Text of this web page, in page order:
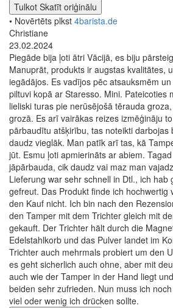
Tulkot Skatīt oriģinālu
• Novērtēts plkst 4barista.de
Christiane
23.02.2024
Piegāde bija ļoti ātri Vācijā, es biju
Manuprāt, produkts ir augstas kvalitātes,
iegādājos. Es vadījos pēc atsauksmēm
piltuvi kopā ar Staresso. Mini. Pateicoties
lieliski turas pie nerūsējošā tērauda
grozā. Es arī vairākas reizes izmēģināju
pārbaudītu atšķirību, tas noteikti darbojas
daudz vieglāk. Man patīk arī tas, kā
jūt. Esmu ļoti apmierināts ar abiem.
jāpārbauda, cik daudz vai maz man
Lieferung war sehr schnell in Dtl., ich hab
gefreut. Das Produkt finde ich hochwertig
den Kauf nicht. Ich bin nach den
den Tamper mit dem Trichter gleich mit
gekauft. Der Trichter hält durch die
Edelstahlkorb und das Pulver landet im
Trichter auch mehrmals probiert um den
es geht sicherlich auch ohne, aber mit
auch wie der Tamper in der Hand liegt
beiden sehr zufrieden. Nun muss ich
viel oder wenig ich drücken sollte.